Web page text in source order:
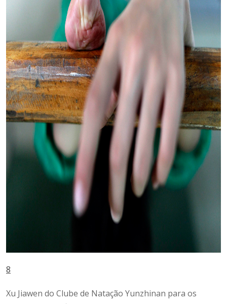
8
Xu Jiawen do Clube de Natação Yunzhinan para os